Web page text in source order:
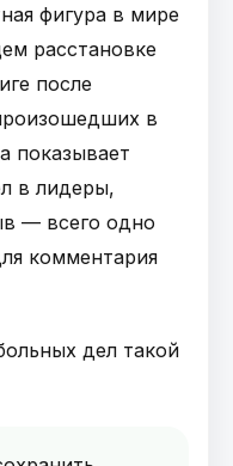
фигура в мире
расстановке
после
в
показывает
в лидеры,
— всего одно
комментария
дел такой